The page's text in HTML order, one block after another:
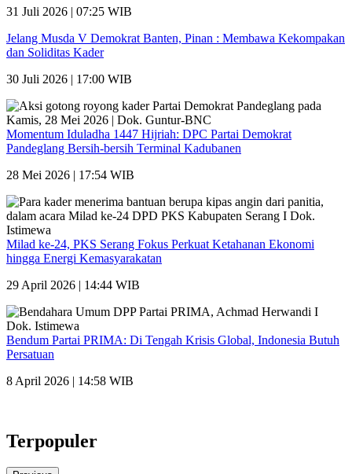
31 Juli 2026 | 07:25 WIB
Jelang Musda V Demokrat Banten, Pinan : Membawa Kekompakan
dan Soliditas Kader
30 Juli 2026 | 17:00 WIB
Momentum Iduladha 1447 Hijriah: DPC Partai Demokrat
Pandeglang Bersih-bersih Terminal Kadubanen
28 Mei 2026 | 17:54 WIB
Milad ke-24, PKS Serang Fokus Perkuat Ketahanan Ekonomi
hingga Energi Kemasyarakatan
29 April 2026 | 14:44 WIB
Bendum Partai PRIMA: Di Tengah Krisis Global, Indonesia Butuh
Persatuan
8 April 2026 | 14:58 WIB
Terpopuler